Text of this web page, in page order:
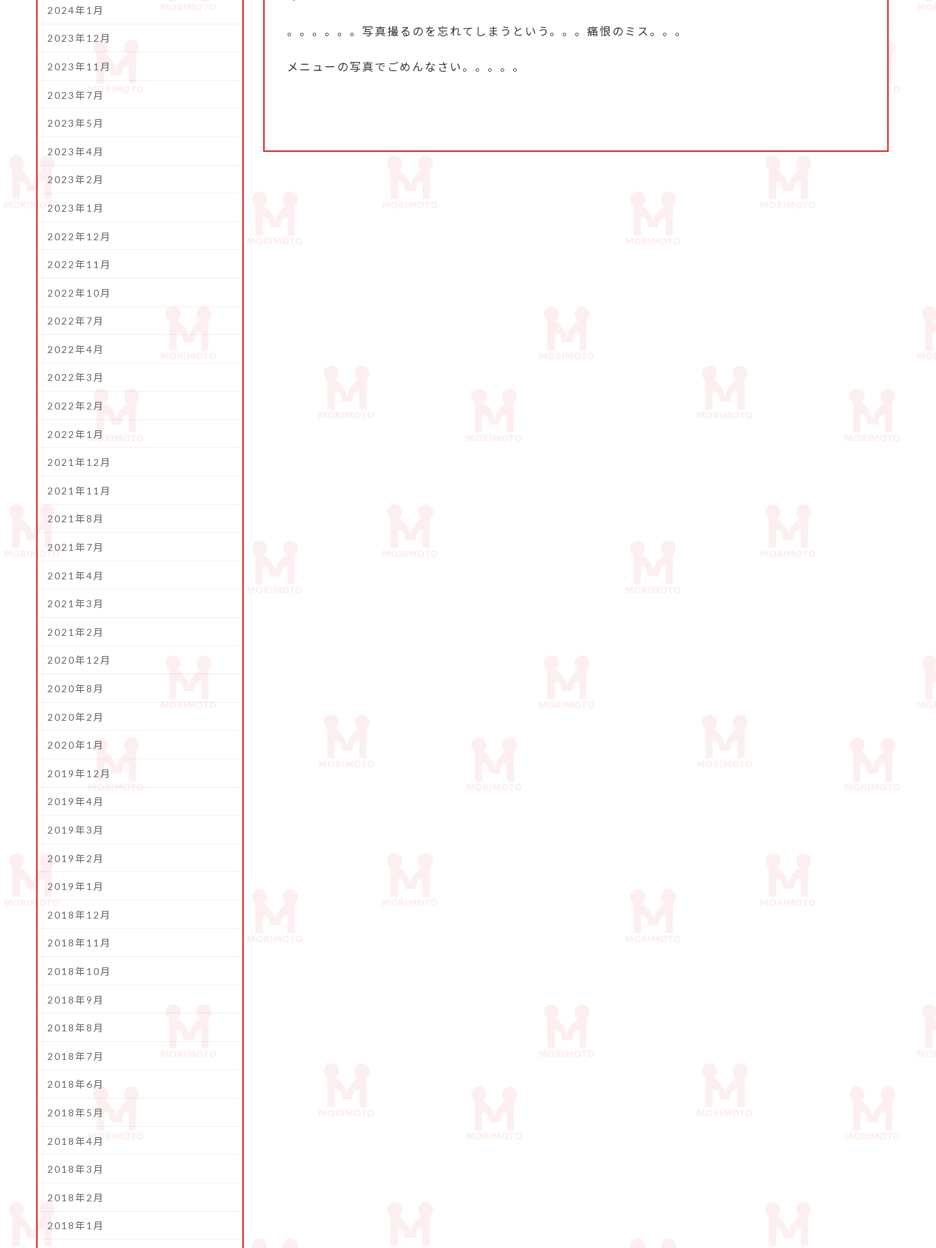
。。。。。。写真撮るのを忘れてしまうという。。。痛恨のミス。。。
メニューの写真でごめんなさい。。。。。
2024年1月
2023年12月
2023年11月
2023年7月
2023年5月
2023年4月
2023年2月
2023年1月
2022年12月
2022年11月
2022年10月
2022年7月
2022年4月
2022年3月
2022年2月
2022年1月
2021年12月
2021年11月
2021年8月
2021年7月
2021年4月
2021年3月
2021年2月
2020年12月
2020年8月
2020年2月
2020年1月
2019年12月
2019年4月
2019年3月
2019年2月
2019年1月
2018年12月
2018年11月
2018年10月
2018年9月
2018年8月
2018年7月
2018年6月
2018年5月
2018年4月
2018年3月
2018年2月
2018年1月